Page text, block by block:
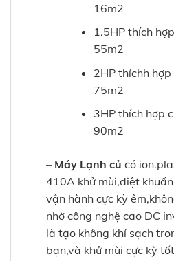
16m2
1.5HP thích
55m2
2HP thíchh
75m2
3HP thích hợp
90m2
– Máy Lạnh củ có
410A khử mùi,diệt
vận hành cực kỳ
nhờ công nghệ cao DC
là tạo không khí sạch
bạn,và khử mùi cực kỳ tốt